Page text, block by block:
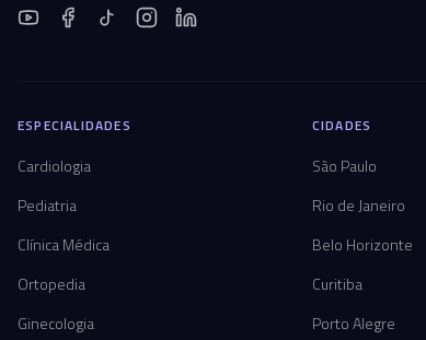
ESPECIALIDADES
Cardiologia
Pediatria
Clínica Médica
Ortopedia
Ginecologia
CIDADES
São Paulo
Rio de Janeiro
Belo Horizonte
Curitiba
Porto Alegre